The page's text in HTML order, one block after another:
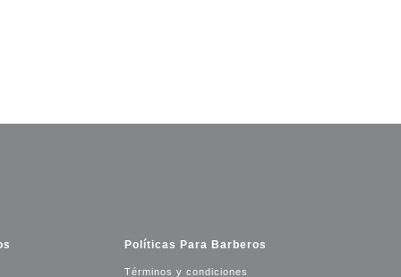
Políticas Para Barberos
Términos y condiciones